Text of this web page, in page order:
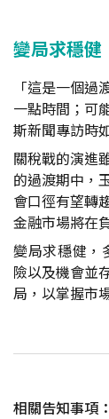
變局求穩
「這是一個
一點時間；可
斯新聞專訪時
關稅戰的演進
的過渡期中，
會口徑有望轉
金融市場將在
變局求穩健，
險以及機會並
局，以掌握市
相關告知事項：